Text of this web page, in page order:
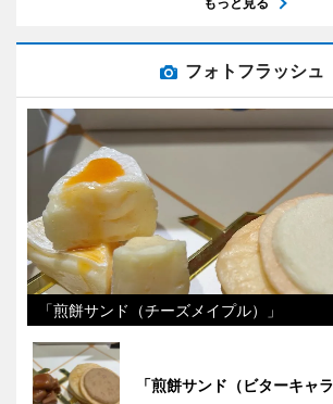
フォトフラッシュ
「煎餅サンド（チーズメイプル）」
「煎餅サンド（ビターキャ